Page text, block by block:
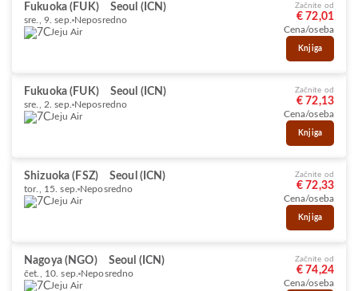
Fukuoka (FUK) Seoul (ICN)
sre., 9. sep. Neposredno
Jeju Air
Začnite od
€ 72,01
Cena/oseba
Knjiga
Fukuoka (FUK) Seoul (ICN)
sre., 2. sep. Neposredno
Jeju Air
Začnite od
€ 72,13
Cena/oseba
Knjiga
Shizuoka (FSZ) Seoul (ICN)
tor., 15. sep. Neposredno
Jeju Air
Začnite od
€ 72,33
Cena/oseba
Knjiga
Nagoya (NGO) Seoul (ICN)
čet., 10. sep. Neposredno
Jeju Air
Začnite od
€ 74,24
Cena/oseba